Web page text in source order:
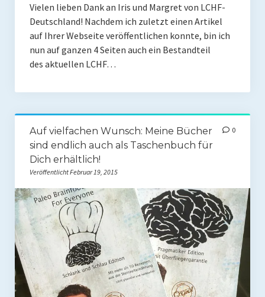
Vielen lieben Dank an Iris und Margret von LCHF-
Deutschland! Nachdem ich zuletzt einen Artikel
auf Ihrer Webseite veröffentlichen konnte, bin ich
nun auf ganzen 4 Seiten auch ein Bestandteil
des aktuellen LCHF…
Auf vielfachen Wunsch: Meine Bücher
sind endlich auch als Taschenbuch für
Dich erhältlich!
Veröffentlicht Februar 19, 2015
0